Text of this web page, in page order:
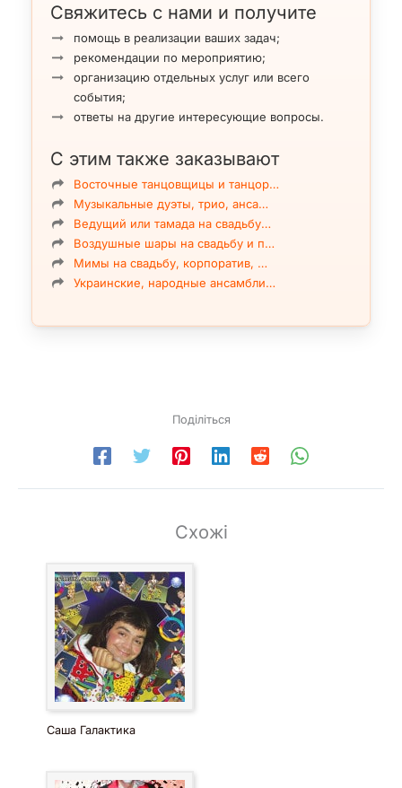
ArtMuz. Далее познакомьтесь с промо видер
фокусников, где вы также есть краткое описание
номеров.
танцевальный номер со сменой 11 костюмов
Подробнее
Салонный номер
манипуляция с шариками, картами, китайскими
Подробнее
Свяжитесь с нами и получите
помощь в реализации ваших задач;
рекомендации по мероприятию;
организацию отдельных услуг или всего
события;
ответы на другие интересующие вопросы.
С этим также заказывают
Восточные танцовщицы и танцор…
Музыкальные дуэты, трио, анса…
Ведущий или тамада на свадьбу…
Воздушные шары на свадьбу и п…
Мимы на свадьбу, корпоратив, …
Украинские, народные ансамбли…
Поділіться
Схожі
Саша Галактика